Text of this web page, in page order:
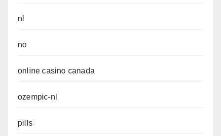
nl
no
online casino canada
ozempic-nl
pills